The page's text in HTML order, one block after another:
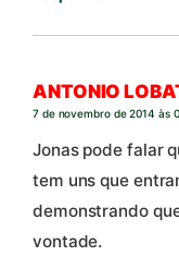
ANTONIO
7 de novembro de 2014 às
Jonas pode falar
tem uns que
demonstrando
vontade.